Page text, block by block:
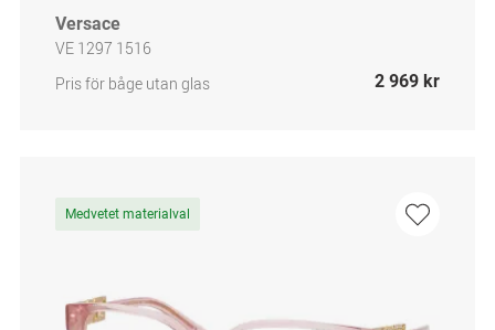
Versace
VE 1297 1516
Pris för båge utan glas
2 969 kr
Medvetet materialval